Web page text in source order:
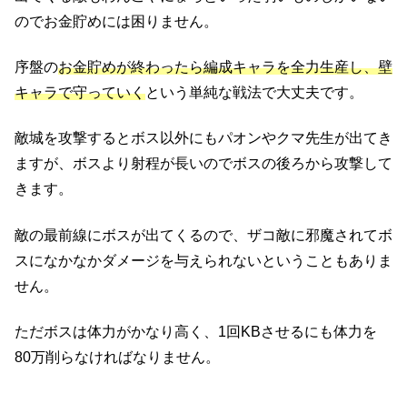
のでお金貯めには困りません。
序盤のお金貯めが終わったら編成キャラを全力生産し、壁
キャラで守っていくという単純な戦法で大丈夫です。
敵城を攻撃するとボス以外にもパオンやクマ先生が出てき
ますが、ボスより射程が長いのでボスの後ろから攻撃して
きます。
敵の最前線にボスが出てくるので、ザコ敵に邪魔されてボ
スになかなかダメージを与えられないということもありま
せん。
ただボスは体力がかなり高く、1回KBさせるにも体力を
80万削らなければなりません。